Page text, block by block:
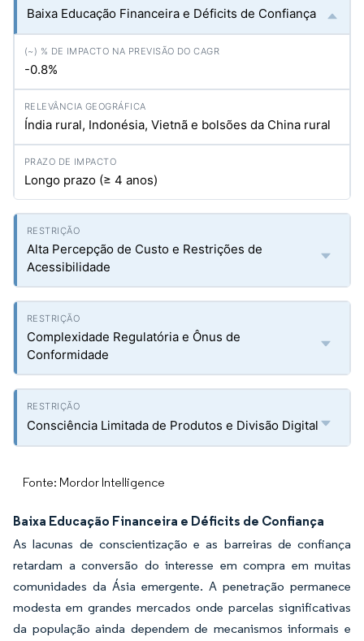
Baixa Educação Financeira e Déficits de Confiança
-0.8%
Índia rural, Indonésia, Vietnã e bolsões da China rural
Longo prazo (≥ 4 anos)
Alta Percepção de Custo e Restrições de
Acessibilidade
Complexidade Regulatória e Ônus de
Conformidade
Consciência Limitada de Produtos e Divisão Digital
Fonte: Mordor Intelligence
Baixa Educação Financeira e Déficits de Confiança
As lacunas de conscientização e as barreiras de confiança
retardam a conversão do interesse em compra em muitas
comunidades da Ásia emergente. A penetração permanece
modesta em grandes mercados onde parcelas significativas
da população ainda dependem de mecanismos informais e